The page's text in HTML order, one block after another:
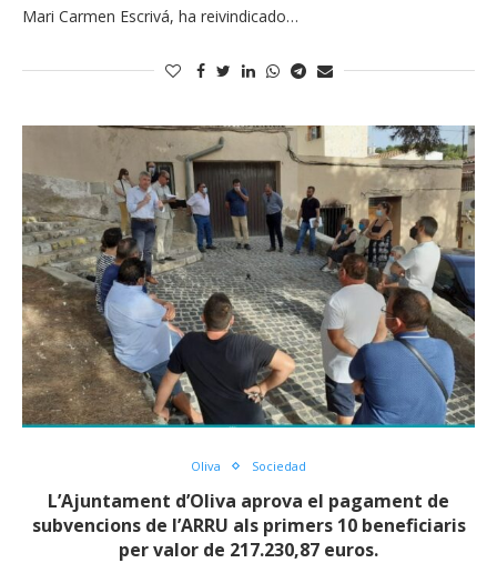
Mari Carmen Escrivá, ha reivindicado…
Oliva Sociedad
L’Ajuntament d’Oliva aprova el pagament de
subvencions de l’ARRU als primers 10 beneficiaris
per valor de 217.230,87 euros.